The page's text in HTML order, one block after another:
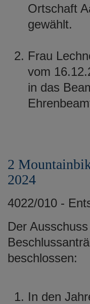
Ortschaft
gewählt.
Frau
vom
in das
2
2024
4022/010 -
Der
beschlossen:
In den